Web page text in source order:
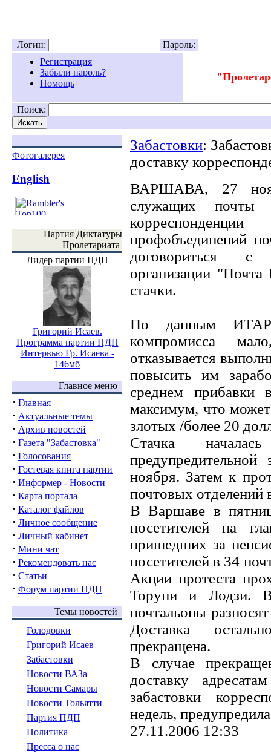
Логин:
Пароль:
Регистрация
Забыли пароль?
Помощь
Поиск:
Фотогалерея
English
Партия Диктатуры
Пролетариата
Лидер партии ПДП
Григорий Исаев.
Программа партии ПДП
Интервью Гр. Исаева -
146мб
Главное меню
· Главная
· Актуальные темы
· Архив новостей
· Газета "Забастовка"
· Голосования
· Гостевая книга партии
· Информер - Новости
· Карта портала
· Каталог файлов
· Личное сообщение
· Личный кабинет
· Мини чат
· Рекомендовать нас
· Статьи
· Форум партии ПДП
Темы новостей
Голодовки
Григорий Исаев
Забастовки
Новости ВАЗа
Новости Самары
Новости Тольятти
Партия ПДП
Политика
Пресса о нас
Забастовки:
доставку
ВАРШАВА, 27
служащих почты
профобъединений
договориться с
организации
стачки.
По данным
компромисса
отказывается
повысить им
среднем
максимум, что
злотых /более 20
Стачка
ноября. Затем к
почтовых отделений
В Варшаве в
посетителей на
пришедших за
посетителей в 34
Акции протеста
Торуни и Лодзи.
почтальоны
Доставка
прекращена.
В случае
доставку
забастовки
недель,
27.11.2006 12:33